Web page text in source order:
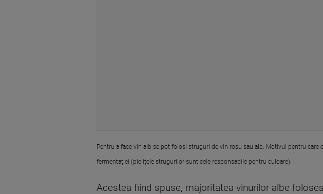
Pentru a face vin alb se pot folosi struguri de vin roșu sau alb. Motivul pentru
fermentației (pielițele strugurilor sunt cele responsabile pentru culoare).
Acestea fiind spuse, majoritatea vinurilor albe